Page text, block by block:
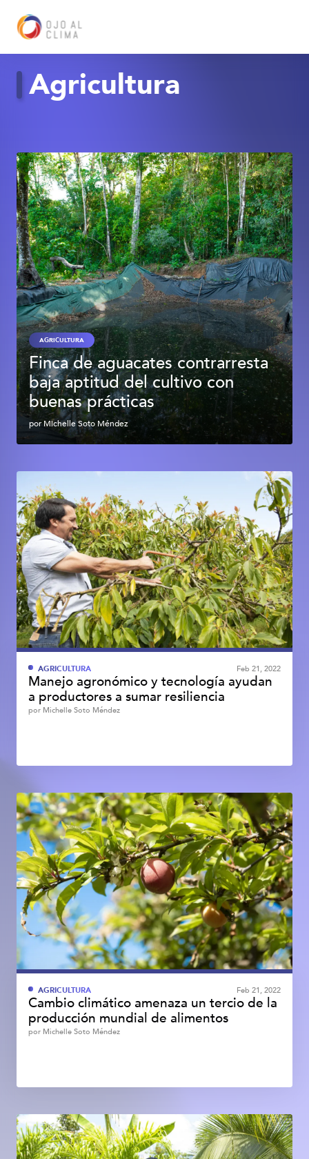
Agricultura
AGRICULTURA
Finca de aguacates contrarresta
baja aptitud del cultivo con
buenas prácticas
por Michelle Soto Méndez
AGRICULTURA Feb 21, 2022
Manejo agronómico y tecnología ayudan
a productores a sumar resiliencia
por Michelle Soto Méndez
AGRICULTURA Feb 21, 2022
Cambio climático amenaza un tercio de la
producción mundial de alimentos
por Michelle Soto Méndez